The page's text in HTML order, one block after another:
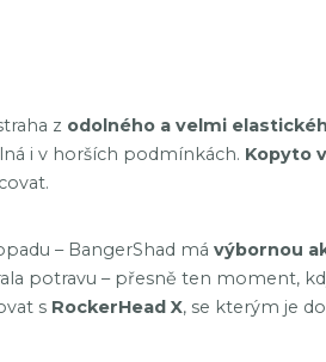
z odolného a velmi
i v horších podmínkách. Kopyto
– BangerShad má výbornou
potravu – přesně ten moment,
s RockerHead X, se kterým je